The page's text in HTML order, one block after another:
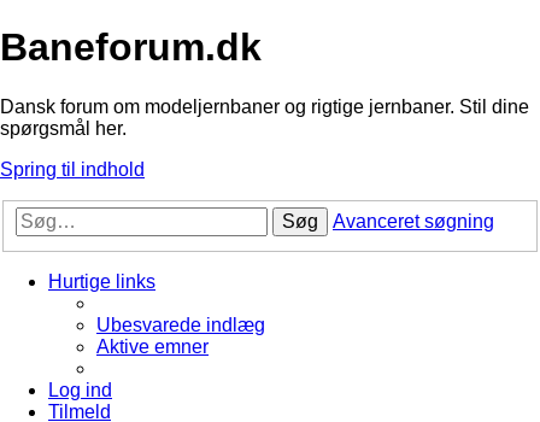
Baneforum.dk
Dansk forum om modeljernbaner og rigtige jernbaner. Stil dine
spørgsmål her.
Spring til indhold
Søg Avanceret søgning
Hurtige links
Ubesvarede indlæg
Aktive emner
Log ind
Tilmeld